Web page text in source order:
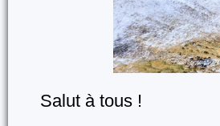
Salut à tous !